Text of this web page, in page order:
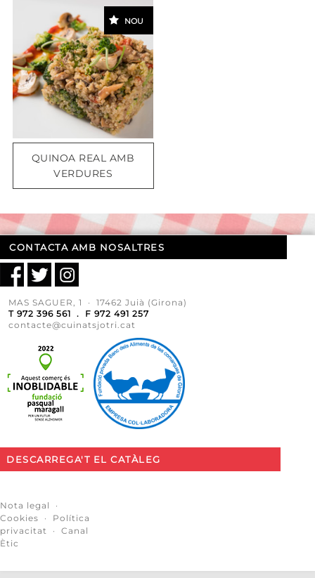
QUINOA REAL AMB
VERDURES
NOU
CONTACTA AMB NOSALTRES
MAS SAGUER, 1 · 17462 Juià (Girona)
T 972 396 561 . F 972 491 257
contacte@cuinatsjotri.cat
DESCARREGA'T EL CATÀLEG
Nota legal
·
Cookies · Política
privacitat
· Canal
Ètic